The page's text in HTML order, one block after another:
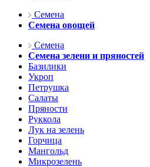
Семена
Семена овощей
Семена
Семена зелени и пряностей
Базилики
Укроп
Петрушка
Салаты
Пряности
Руккола
Лук на зелень
Горчица
Мангольд
Микрозелень